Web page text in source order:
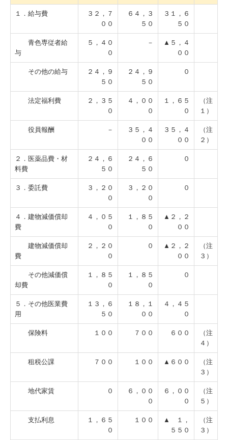
１．給与費
３２，７
００
６４，３
５０
３１，６
５０
青色専従者給
与
５，４０
０
－
▲５，４
００
その他の給与
２４，９
５０
２４，９
５０
０
法定福利費
２，３５
０
４，００
０
１，６５
０
（注
１）
役員報酬 －
３５，４
００
３５，４
００
（注
２）
２．医薬品費・材
料費
２４，６
５０
２４，６
５０
０
３．委託費
３，２０
０
３，２０
０
０
４．建物減価償却
費
４，０５
０
１，８５
０
▲２，２
００
建物減価償却
費
２，２０
０
０
▲２，２
００
（注
３）
その他減価償
却費
１，８５
０
１，８５
０
０
５．その他医業費
用
１３，６
５０
１８，１
００
４，４５
０
保険料 １００ ７００ ６００
（注
４）
租税公課 ７００ １００ ▲６００
（注
３）
地代家賃 ０
６，００
０
６，００
０
（注
５）
支払利息
１，６５
０
１００
▲ １，
５５０
（注
３）